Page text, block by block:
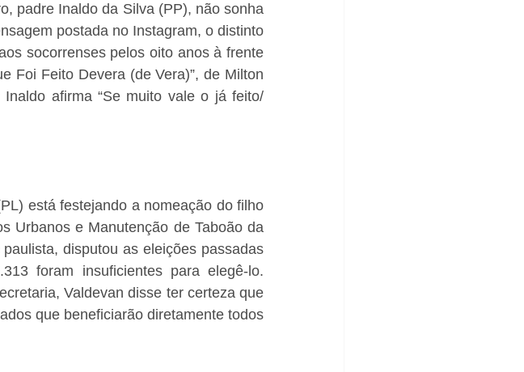
padre Inaldo da Silva (PP), não sonha
postada no Instagram, o distinto
socorrenses pelos oito anos à frente
Foi Feito Devera (de Vera)”, de Milton
afirma “Se muito vale o já feito/
está festejando a nomeação do filho
Urbanos e Manutenção de Taboão da
disputou as eleições passadas
foram insuficientes para elegê-lo.
Valdevan disse ter certeza que
que beneficiarão diretamente todos